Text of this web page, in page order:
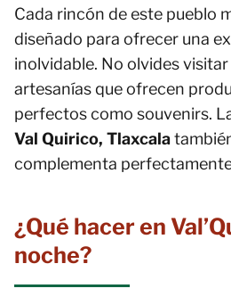
Cada rincón de este pueblo
diseñado para ofrecer una
inolvidable. No olvides
artesanías que ofrecen
perfectos como souvenirs.
Val Quirico, Tlaxcala
complementa
¿Qué hacer en
noche?